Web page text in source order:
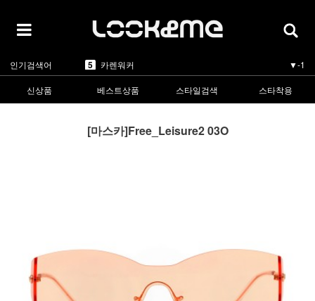
인기검색어
2
3 린드버그 ▲1
올리버피플스 ▼-1
1 라피스센시블레 ▲5
신상품 베스트상품 스타일검색 스타착용
[마스카]Free_Leisure2 03O